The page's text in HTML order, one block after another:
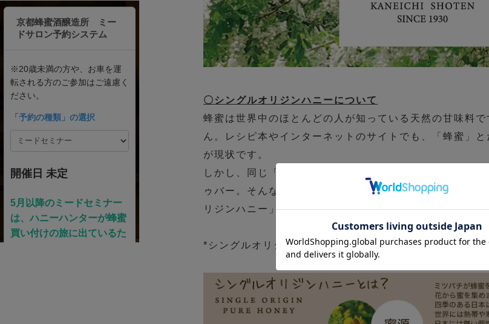
〇シングルオリジンハニーについて
蜂蜜は世界中のほとんどの人が知っている天然の甘味料
ん。レシピ本やインターネットのサイトでも、「蜂蜜」
が現状です。
しかし、同じ「蜂蜜」の中にも非常に多彩な個性があり
ゥバー。そんな蜂蜜に伴うストーリーを少しでもお客様
リジンハニー」シリーズなのです。
*シングルオリジンハニーはその特性上、1回きりに採れ